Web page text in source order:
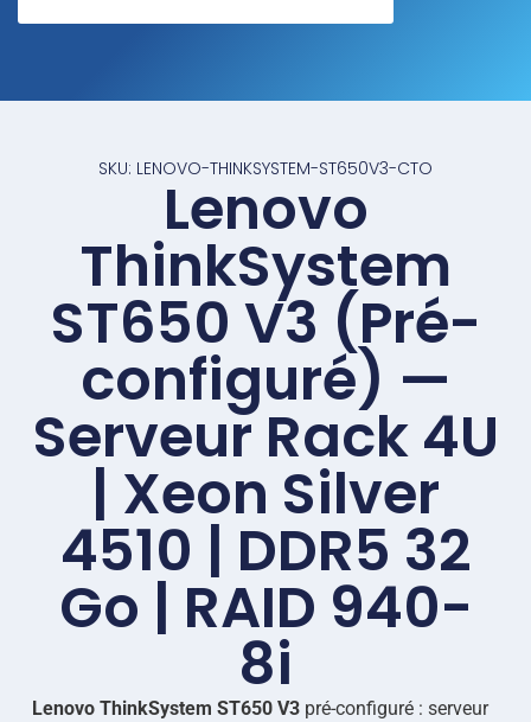
SKU: LENOVO-THINKSYSTEM-ST650V3-CTO
Lenovo
ThinkSystem
ST650 V3 (Pré-
configuré) —
Serveur Rack 4U
| Xeon Silver
4510 | DDR5 32
Go | RAID 940-
8i
Lenovo ThinkSystem ST650 V3pré-configuré : serveur